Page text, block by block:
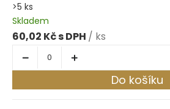
>5 ks
Skladem
60,02 Kč / ks
Do košíku